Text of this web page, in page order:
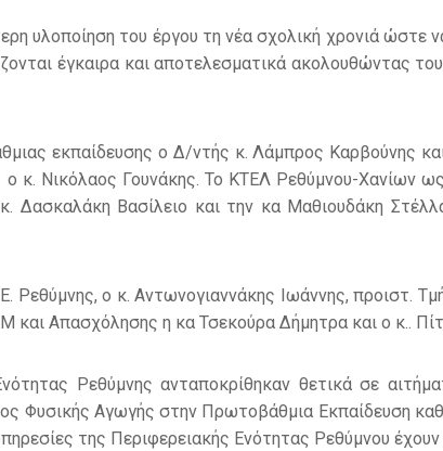
υλοποίηση του έργου τη νέα σχολική χρονιά
έγκαιρα και αποτελεσματικά ακολουθώντας
εκπαίδευσης ο Δ/ντής κ. Λάμπρος Καρβούνης
κ. Νικόλαος Γουνάκης. Το ΚΤΕΛ Ρεθύμνου-Χανίων
Βασίλειο και την κα Μαθιουδάκη
Ρεθύμνης, ο κ. Αντωνογιαννάκης Ιωάννης, προιστ.
και Απασχόλησης η κα Τσεκούρα Δήμητρα και ο κ..
Ρεθύμνης ανταποκρίθηκαν θετικά σε
Φυσικής Αγωγής στην Πρωτοβάθμια Εκπαίδευση
της Περιφερειακής Ενότητας Ρεθύμνου